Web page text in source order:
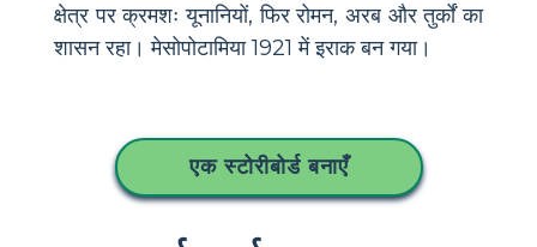
क्षेत्र पर क्रमशः यूनानियों, फिर रोमन, अरब और तुर्कों का
शासन रहा। मेसोपोटामिया 1921 में इराक बन गया।
एक स्टोरीबोर्ड बनाएँ